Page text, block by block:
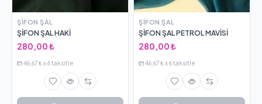
ŞIFON ŞAL
ŞİFON ŞAL HAKİ
280,00 ₺
46,67 ₺ x 6 taksitle
ŞIFON ŞAL
ŞİFON ŞAL PETROL MAVİSİ
280,00 ₺
46,67 ₺ x 6 taksitle